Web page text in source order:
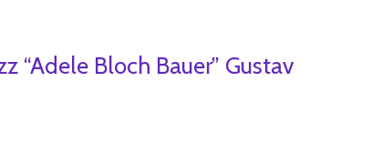
“Adele Bloch Bauer” Gustav